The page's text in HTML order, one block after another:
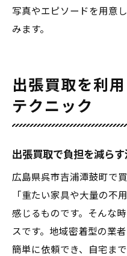
写真やエピソードを用意
みます。
出張買取を利
テクニック
出張買取で負担を減ら
広島県呉市吉浦潭鼓町で
「重たい家具や大量の不
感じるものです。そんな
スです。地域密着型の業
簡単に依頼でき、自宅ま